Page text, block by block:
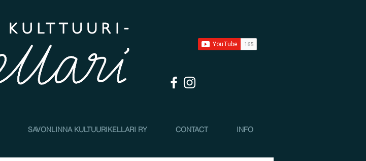
SAVONLINNA KULTUURIKELLARI RY CONTACT INFO